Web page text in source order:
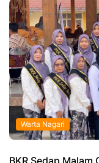
Warta Nagari
BKR Sedap